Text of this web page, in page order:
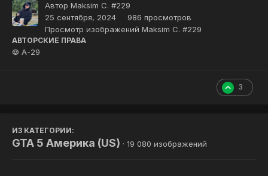
Автор Maksim C. #229
25 сентября, 2024
986 просмотров
Просмотр изображений Maksim C. #229
АВТОРСКИЕ ПРАВА
© A-29
3
ИЗ КАТЕГОРИИ:
GTA 5 Америка (US) · 19 080 изображений